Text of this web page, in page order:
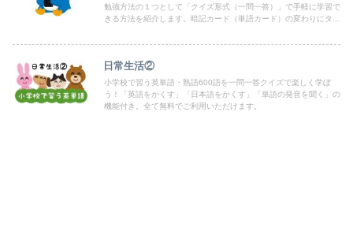
勉強方法の１つとして「クイズ形式（一問一答）」で手軽に学習で
きる方法を紹介します。暗記カード（単語カード）の変わりにタブ
日常生活②
小学校で習う英単語・熟語600語を一問一答クイズで楽しく学ぼ
う！「英語をかくす」「日本語をかくす」「単語の発音を聞く」の
機能付き。全て無料でご利用いただけます。